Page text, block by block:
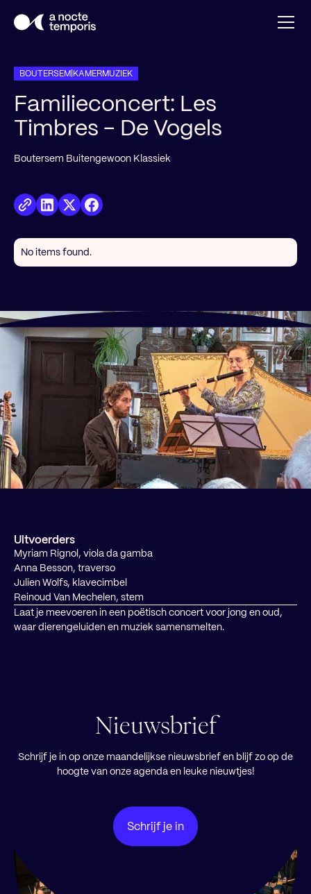
BOUTERSEM KAMERMUZIEK
Familieconcert: Les
Timbres - De Vogels
Boutersem Buitengewoon Klassiek
No items found.
Uitvoerders
Myriam Rignol, viola da gamba
Anna Besson, traverso
Julien Wolfs, klavecimbel
Reinoud Van Mechelen, stem
Laat je meevoeren in een poëtisch concert voor jong en oud,
waar dierengeluiden en muziek samensmelten.
Nieuwsbrief
Schrijf je in op onze maandelijkse nieuwsbrief en blijf zo op de
hoogte van onze agenda en leuke nieuwtjes!
Schrijf je in